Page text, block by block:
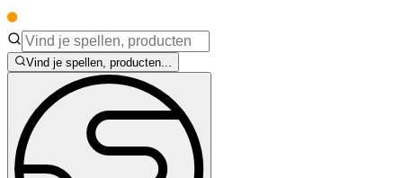
Vind je spellen, producten...